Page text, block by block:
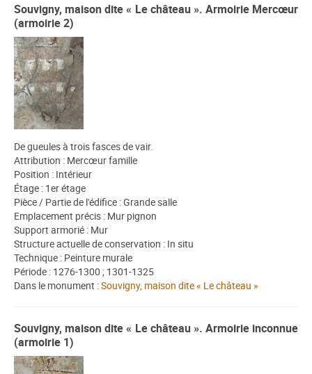
Souvigny, maison dite « Le château ». Armoirie Mercœur
(armoirie 2)
De gueules à trois fasces de vair.
Attribution : Mercœur famille
Position : Intérieur
Étage : 1er étage
Pièce / Partie de l'édifice : Grande salle
Emplacement précis : Mur pignon
Support armorié : Mur
Structure actuelle de conservation : In situ
Technique : Peinture murale
Période : 1276-1300 ; 1301-1325
Dans le monument :Souvigny, maison dite « Le château »
Souvigny, maison dite « Le château ». Armoirie inconnue
(armoirie 1)